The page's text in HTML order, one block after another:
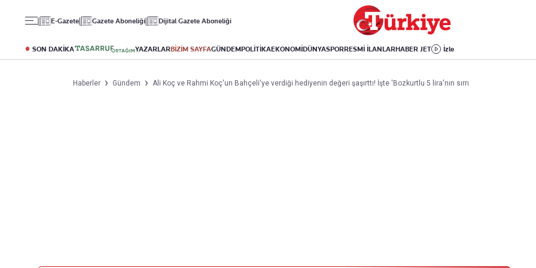
E-Gazete Gazete Aboneliği Dijital Gazete Aboneliği
SON DAKİKA YAZARLARBİZİM SAYFAGÜNDEMPOLİTİKAEKONOMİDÜNYASPORRESMİ İLANLARHABER JET İzle
Altın
Döviz
Kripto Para
Puan Durumu
Fikstür
Avrupa Ligi
Avrupa
Amerika
İsrail-Gazze
Yaşam
Sağlık
Yemek
Aktüel
Kitap
Haberler Gündem Ali Koç ve Rahmi Koç'un Bahçeli'ye verdiği hediyenin değeri şaşırttı! İşte 'Bozkurtlu 5 lira'nın sırrı